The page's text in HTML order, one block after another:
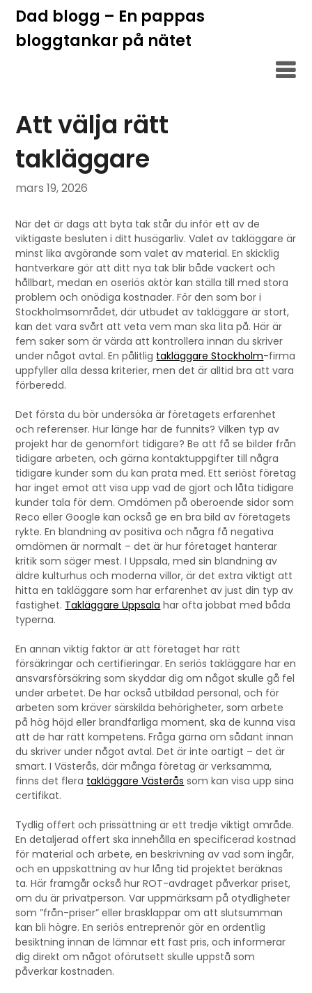
Hoppa
innehåll
Dad blogg – En pappas
bloggtankar på nätet
Att välja rätt
takläggare
mars 19, 2026
När det är dags att byta tak står du inför ett av de
viktigaste besluten i ditt husägarliv. Valet av takläggare är
minst lika avgörande som valet av material. En skicklig
hantverkare gör att ditt nya tak blir både vackert och
hållbart, medan en oseriös aktör kan ställa till med stora
problem och onödiga kostnader. För den som bor i
Stockholmsområdet, där utbudet av takläggare är stort,
kan det vara svårt att veta vem man ska lita på. Här är
fem saker som är värda att kontrollera innan du skriver
under något avtal. En pålitlig takläggare Stockholm-firma
uppfyller alla dessa kriterier, men det är alltid bra att vara
förberedd.
Det första du bör undersöka är företagets erfarenhet
och referenser. Hur länge har de funnits? Vilken typ av
projekt har de genomfört tidigare? Be att få se bilder från
tidigare arbeten, och gärna kontaktuppgifter till några
tidigare kunder som du kan prata med. Ett seriöst företag
har inget emot att visa upp vad de gjort och låta tidigare
kunder tala för dem. Omdömen på oberoende sidor som
Reco eller Google kan också ge en bra bild av företagets
rykte. En blandning av positiva och några få negativa
omdömen är normalt – det är hur företaget hanterar
kritik som säger mest. I Uppsala, med sin blandning av
äldre kulturhus och moderna villor, är det extra viktigt att
hitta en takläggare som har erfarenhet av just din typ av
fastighet. Takläggare Uppsala har ofta jobbat med båda
typerna.
En annan viktig faktor är att företaget har rätt
försäkringar och certifieringar. En seriös takläggare har en
ansvarsförsäkring som skyddar dig om något skulle gå fel
under arbetet. De har också utbildad personal, och för
arbeten som kräver särskilda behörigheter, som arbete
på hög höjd eller brandfarliga moment, ska de kunna visa
att de har rätt kompetens. Fråga gärna om sådant innan
du skriver under något avtal. Det är inte oartigt – det är
smart. I Västerås, där många företag är verksamma,
finns det flera takläggare Västerås som kan visa upp sina
certifikat.
Tydlig offert och prissättning är ett tredje viktigt område.
En detaljerad offert ska innehålla en specificerad kostnad
för material och arbete, en beskrivning av vad som ingår,
och en uppskattning av hur lång tid projektet beräknas
ta. Här framgår också hur ROT-avdraget påverkar priset,
om du är privatperson. Var uppmärksam på otydligheter
som ”från-priser” eller brasklappar om att slutsumman
kan bli högre. En seriös entreprenör gör en ordentlig
besiktning innan de lämnar ett fast pris, och informerar
dig direkt om något oförutsett skulle uppstå som
påverkar kostnaden.